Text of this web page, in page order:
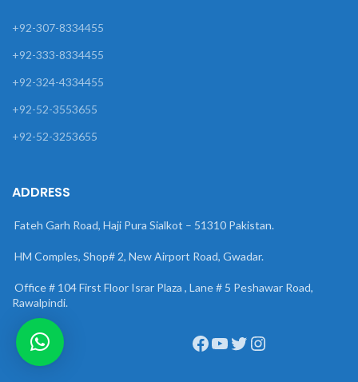
+92-307-8334455
+92-333-8334455
+92-324-4334455
+92-52-3553655
+92-52-3253655
ADDRESS
Fateh Garh Road, Haji Pura Sialkot – 51310 Pakistan.
HM Comples, Shop# 2, New Airport Road, Gwadar.
Office # 104 First Floor Israr Plaza , Lane # 5 Peshawar Road,
Rawalpindi.
Facebook
YouTube
Twitter
Instagram